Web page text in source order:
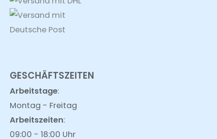
GESCHÄFTSZEITEN
Arbeitstage:
Montag - Freitag
Arbeitszeiten:
09:00 - 18:00 Uhr